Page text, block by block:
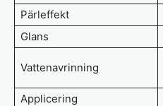
Pärleffekt
Glans
Vattenavrinning
Applicering